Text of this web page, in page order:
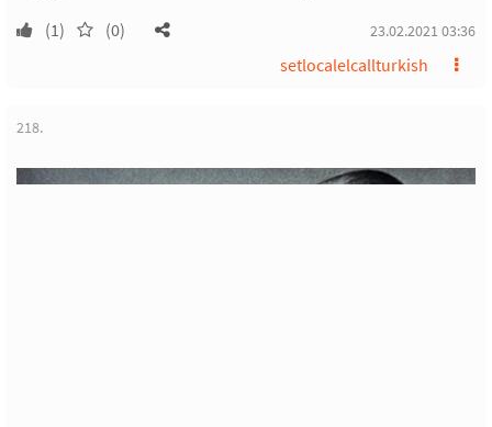
(1) (0) 23.02.2021 03:36
setlocalelcallturkish
218.